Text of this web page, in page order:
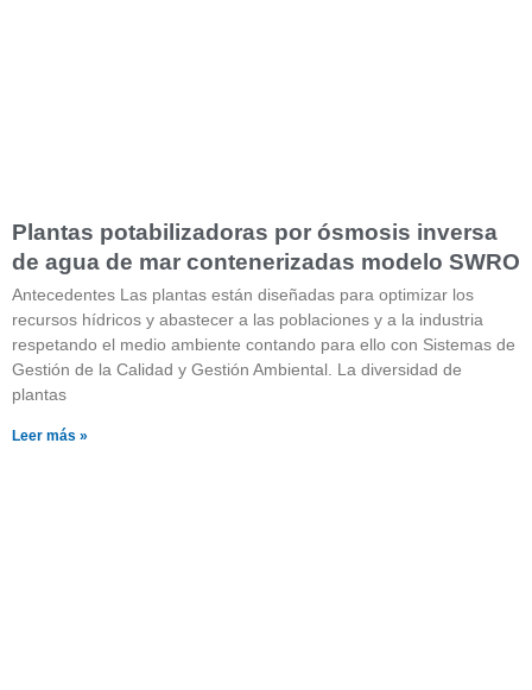
Plantas potabilizadoras por ósmosis inversa
de agua de mar contenerizadas modelo SWRO
Antecedentes Las plantas están diseñadas para optimizar los
recursos hídricos y abastecer a las poblaciones y a la industria
respetando el medio ambiente contando para ello con Sistemas de
Gestión de la Calidad y Gestión Ambiental. La diversidad de
plantas
Leer más »